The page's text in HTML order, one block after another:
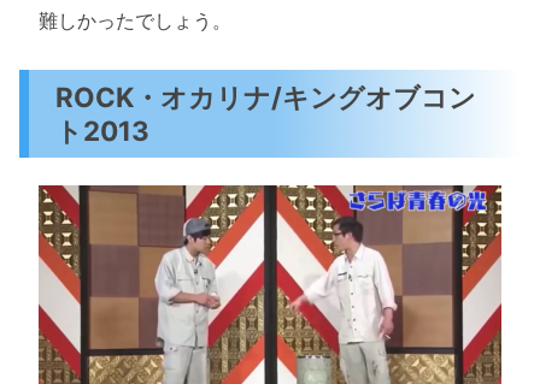
難しかったでしょう。
ROCK・オカリナ/キングオブコン
ト2013